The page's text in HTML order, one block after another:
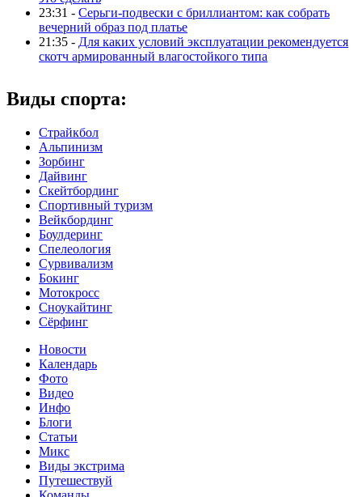
23:31 - Серьги-подвески с бриллиантом: как собрать
вечерний образ под платье
21:35 - Для каких условий эксплуатации рекомендуется
скотч армированный влагостойкого типа
Виды спорта:
Страйкбол
Альпинизм
Зорбинг
Дайвинг
Скейтбординг
Спортивный туризм‎
Вейкбординг
Боулдеринг
Спелеология
Сурвивализм
Бокинг
Мотокросс
Сноукайтинг
Сёрфинг
Новости
Календарь
Фото
Видео
Инфо
Блоги
Статьи
Микс
Виды экстрима
Путешествуй